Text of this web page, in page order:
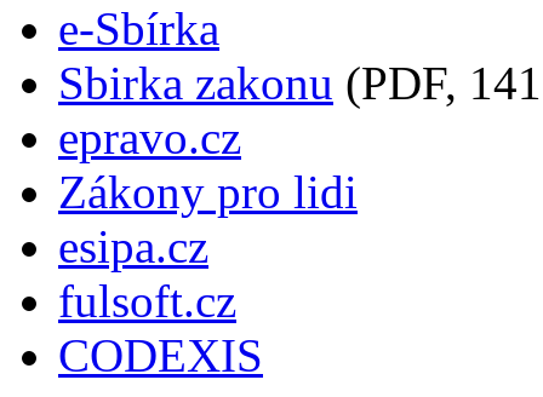
e-Sbírka
Sbirka zakonu (PDF,
epravo.cz
Zákony pro lidi
esipa.cz
fulsoft.cz
CODEXIS